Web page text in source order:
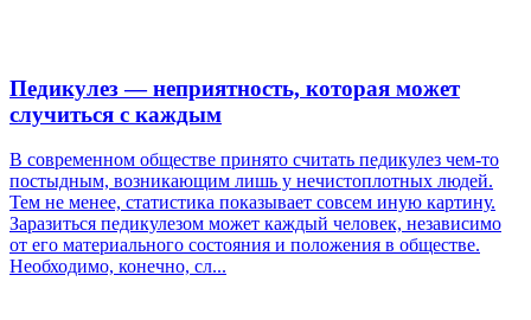
Педикулез — неприятность, которая может
случиться с каждым
В современном обществе принято считать педикулез чем-то
постыдным, возникающим лишь у нечистоплотных людей.
Тем не менее, статистика показывает совсем иную картину.
Заразиться педикулезом может каждый человек, независимо
от его материального состояния и положения в обществе.
Необходимо, конечно, сл...